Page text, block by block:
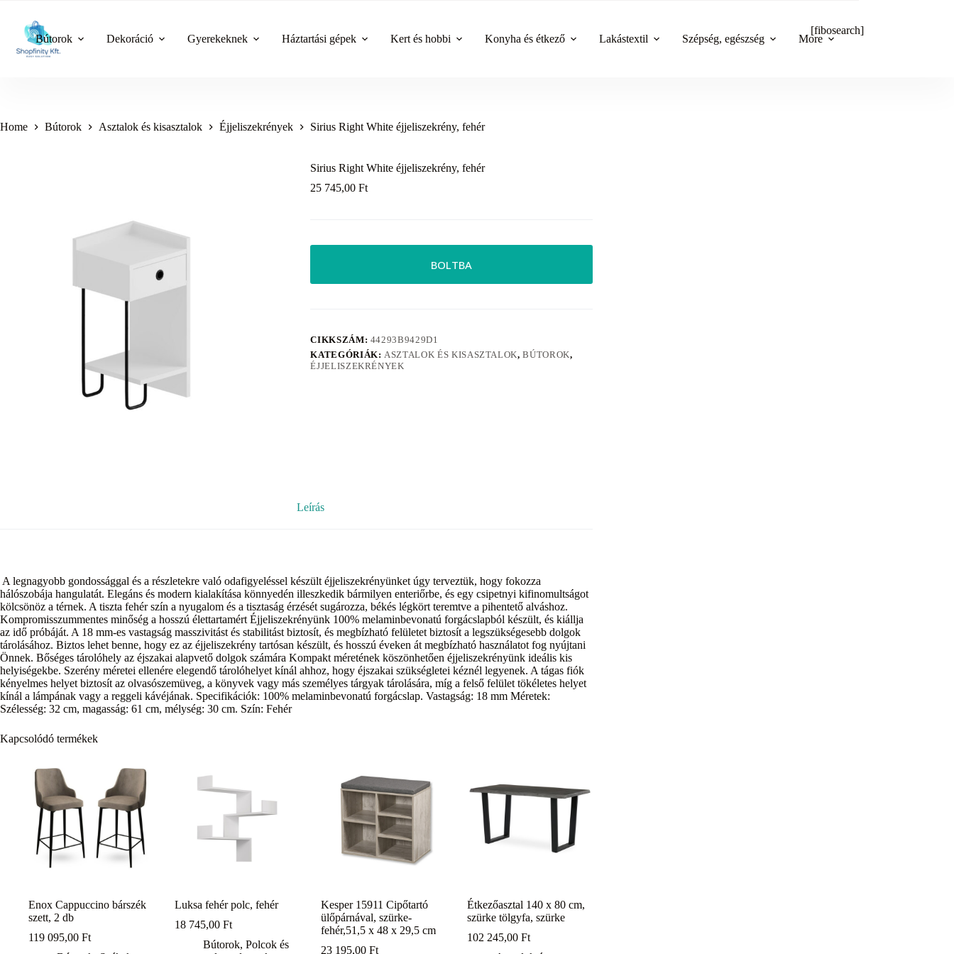
content
Bútorok Dekoráció Gyerekeknek Háztartási gépek Kert és hobbi Konyha és étkező Lakástextil Szépség, egészség More
[fibosearch]
Home Bútorok Asztalok és kisasztalok Éjjeliszekrények Sirius Right White éjjeliszekrény, fehér
Sirius Right White éjjeliszekrény, fehér
25 745,00Ft
BOLTBA
CIKKSZÁM: 44293B9429D1
KATEGÓRIÁK:ASZTALOK ÉS KISASZTALOK,BÚTOROK,
ÉJJELISZEKRÉNYEK
Leírás
A legnagyobb gondossággal és a részletekre való odafigyeléssel készült éjjeliszekrényünket úgy terveztük, hogy fokozza
hálószobája hangulatát. Elegáns és modern kialakítása könnyedén illeszkedik bármilyen enteriőrbe, és egy csipetnyi kifinomultságot
kölcsönöz a térnek. A tiszta fehér szín a nyugalom és a tisztaság érzését sugározza, békés légkört teremtve a pihentető alváshoz.
Kompromisszummentes minőség a hosszú élettartamért Éjjeliszekrényünk 100% melaminbevonatú forgácslapból készült, és kiállja
az idő próbáját. A 18 mm-es vastagság masszivitást és stabilitást biztosít, és megbízható felületet biztosít a legszükségesebb dolgok
tárolásához. Biztos lehet benne, hogy ez az éjjeliszekrény tartósan készült, és hosszú éveken át megbízható használatot fog nyújtani
Önnek. Bőséges tárolóhely az éjszakai alapvető dolgok számára Kompakt méretének köszönhetően éjjeliszekrényünk ideális kis
helyiségekbe. Szerény méretei ellenére elegendő tárolóhelyet kínál ahhoz, hogy éjszakai szükségletei kéznél legyenek. A tágas fiók
kényelmes helyet biztosít az olvasószemüveg, a könyvek vagy más személyes tárgyak tárolására, míg a felső felület tökéletes helyet
kínál a lámpának vagy a reggeli kávéjának. Specifikációk: 100% melaminbevonatú forgácslap. Vastagság: 18 mm Méretek:
Szélesség: 32 cm, magasság: 61 cm, mélység: 30 cm. Szín: Fehér
Kapcsolódó termékek
Enox Cappuccino bárszék
szett, 2 db
119 095,00 Ft
Luksa fehér polc, fehér
18 745,00Ft
Bútorok,Polcok és
Kesper 15911 Cipőtartó
ülőpárnával, szürke-
fehér,51,5 x 48 x 29,5 cm
23 195,00Ft
Étkezőasztal 140 x 80 cm,
szürke tölgyfa, szürke
102 245,00Ft